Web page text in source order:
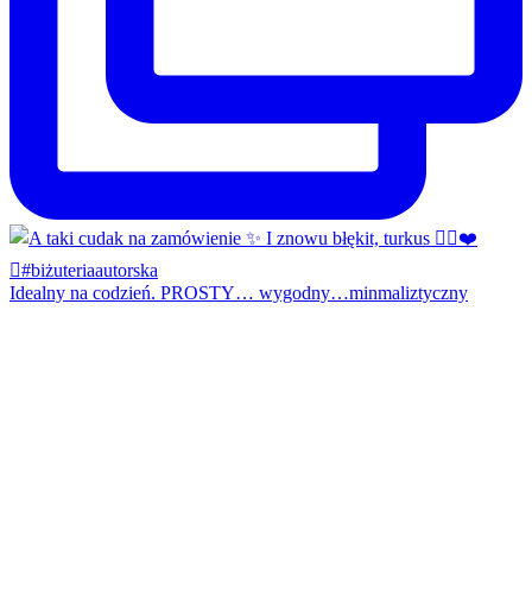
Idealny na codzień. PROSTY… wygodny…minmaliztyczny